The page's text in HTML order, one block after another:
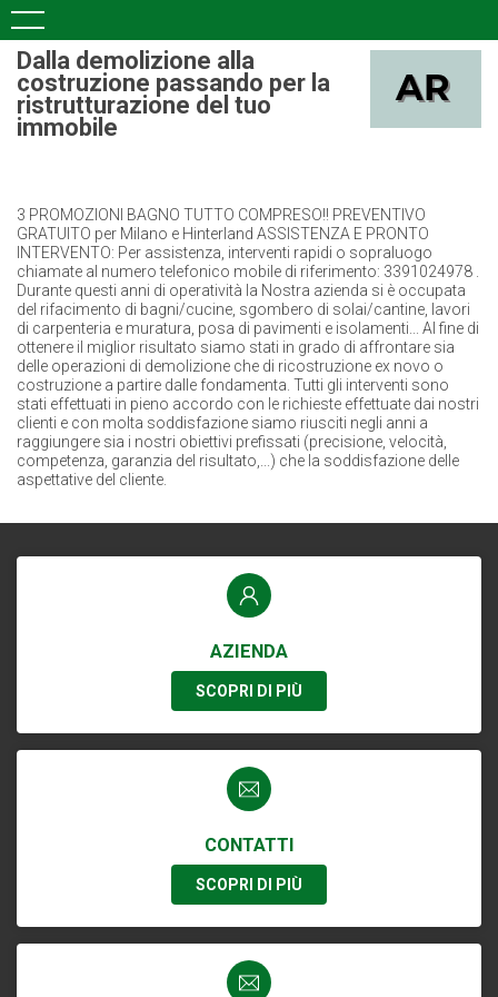
Dalla demolizione alla
costruzione passando per la
ristrutturazione del tuo
immobile
3 PROMOZIONI BAGNO TUTTO COMPRESO!! PREVENTIVO
GRATUITO per Milano e Hinterland ASSISTENZA E PRONTO
INTERVENTO: Per assistenza, interventi rapidi o sopraluogo
chiamate al numero telefonico mobile di riferimento: 3391024978 .
Durante questi anni di operatività la Nostra azienda si è occupata
del rifacimento di bagni/cucine, sgombero di solai/cantine, lavori
di carpenteria e muratura, posa di pavimenti e isolamenti... Al fine di
ottenere il miglior risultato siamo stati in grado di affrontare sia
delle operazioni di demolizione che di ricostruzione ex novo o
costruzione a partire dalle fondamenta. Tutti gli interventi sono
stati effettuati in pieno accordo con le richieste effettuate dai nostri
clienti e con molta soddisfazione siamo riusciti negli anni a
raggiungere sia i nostri obiettivi prefissati (precisione, velocità,
competenza, garanzia del risultato,...) che la soddisfazione delle
aspettative del cliente.
AZIENDA
SCOPRI DI PIÙ
CONTATTI
SCOPRI DI PIÙ